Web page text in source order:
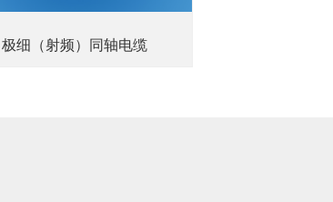
极细（射频）同轴电缆